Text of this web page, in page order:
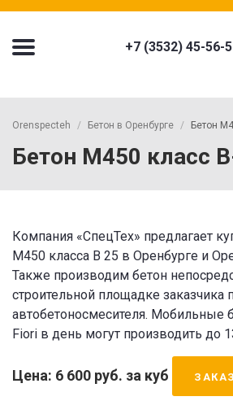
+7 (3532) 45-56-
Orenspecteh Бетон в Оренбурге Бетон
Бетон М450 класс
Компания «СпецТех» предлагает
M450 класса B 25 в Оренбурге и
Также производим бетон
строительной площадке
автобетоносмесителя. Мобильные
Fiori в день могут производить до
Цена: 6 600 руб. за куб